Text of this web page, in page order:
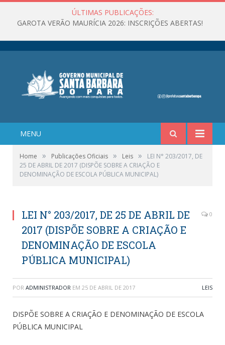
ÚLTIMAS PUBLICAÇÕES:
GAROTA VERÃO MAURÍCIA 2026: INSCRIÇÕES ABERTAS!
MENU
Home » Publicações Oficiais » Leis »
LEI N° 203/2017, DE
25 DE ABRIL DE 2017 (DISPÕE SOBRE A CRIAÇÃO E
DENOMINAÇÃO DE ESCOLA PÚBLICA MUNICIPAL)
LEI N° 203/2017, DE 25 DE ABRIL DE
2017 (DISPÕE SOBRE A CRIAÇÃO E
DENOMINAÇÃO DE ESCOLA
PÚBLICA MUNICIPAL)
0
POR ADMINISTRADOR EM 25 DE ABRIL DE 2017 LEIS
DISPÕE SOBRE A CRIAÇÃO E DENOMINAÇÃO DE ESCOLA
PÚBLICA MUNICIPAL